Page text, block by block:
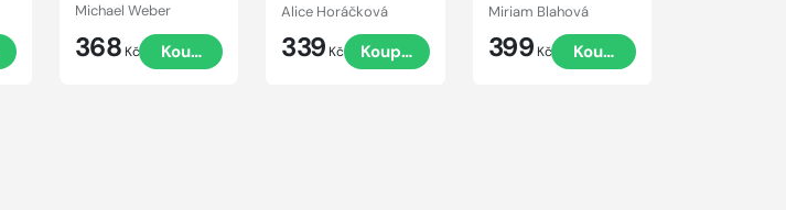
Michael Weber
368 Kč Koupit
Alice Horáčková
339 Kč Koupit
Miriam Blahová
399 Kč Koupit